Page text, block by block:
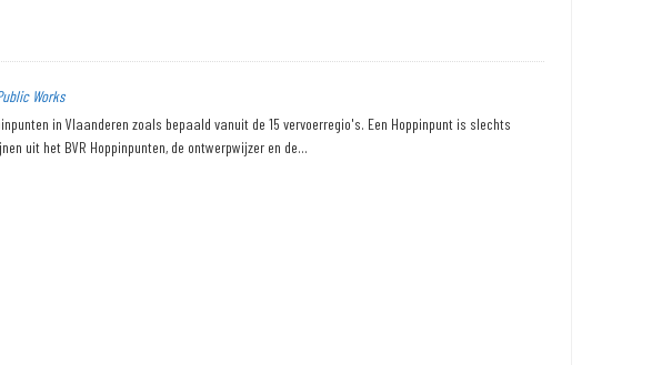
Works
in Vlaanderen zoals bepaald vanuit de 15 vervoerregio's. Een Hoppinpunt is slechts
uit het BVR Hoppinpunten, de ontwerpwijzer en de...